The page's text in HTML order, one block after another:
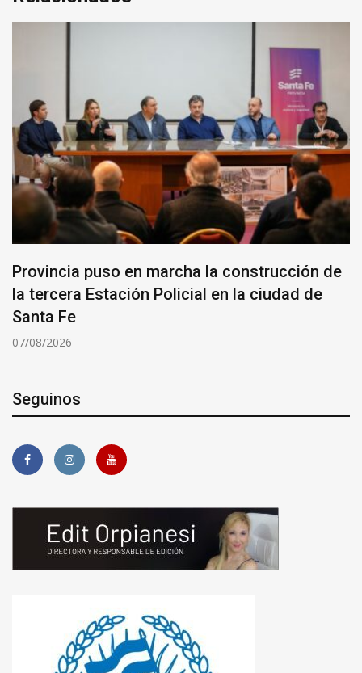
Provincia puso en marcha la construcción de
la tercera Estación Policial en la ciudad de
Santa Fe
07/08/2026
Seguinos